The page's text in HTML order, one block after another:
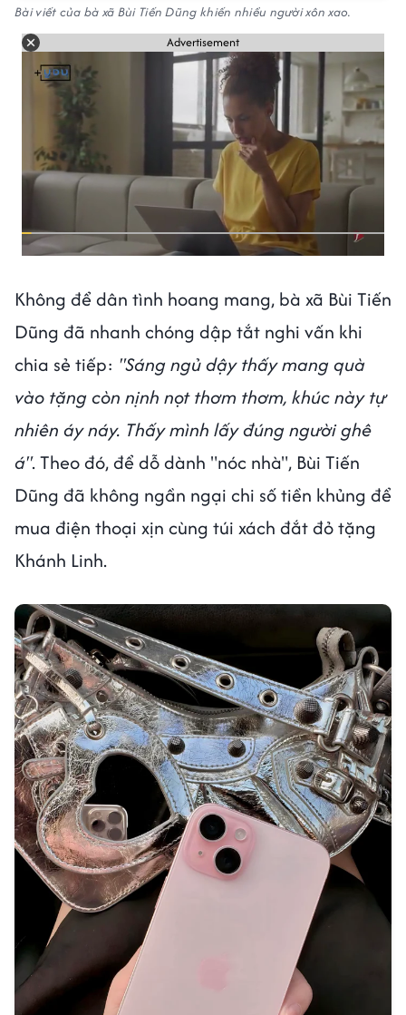
Bài viết của bà xã Bùi Tiến Dũng khiến nhiều người xôn xao.
Advertisement
Không để dân tình hoang mang, bà xã Bùi Tiến
Dũng đã nhanh chóng dập tắt nghi vấn khi
chia sẻ tiếp: "Sáng ngủ dậy thấy mang quà
vào tặng còn nịnh nọt thơm thơm, khúc này tự
nhiên áy náy. Thấy mình lấy đúng người ghê
á". Theo đó, để dỗ dành "nóc nhà", Bùi Tiến
Dũng đã không ngần ngại chi số tiền khủng để
mua điện thoại xịn cùng túi xách đắt đỏ tặng
Khánh Linh.